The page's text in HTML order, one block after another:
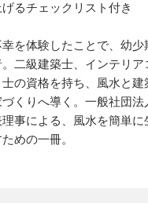
るチェックリスト付き
を体験したことで、幼少
二級建築士、インテリア
の資格を持ち、風水と
くりへ導く。一般社団
事による、風水を簡単
めの一冊。